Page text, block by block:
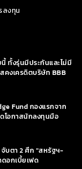
ลงทุน
ทั้งรุ่นมีประกันและไม่มี
คงเครดิตบริษัท BBB
Fund กองแรกจาก
โอกาสนักลงทุนมือ
จับตา 2 ศึก "สหรัฐฯ-
ดอกเบี้ยเฟด